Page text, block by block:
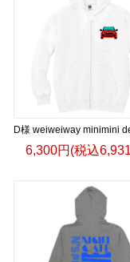
D様 weiweiway minimini
6,300円(税込